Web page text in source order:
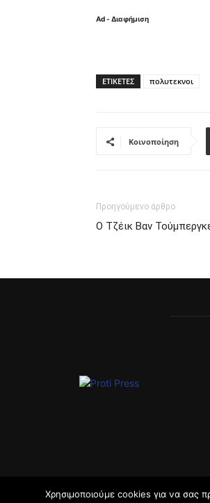
Ad - Διαφήμιση
ΕΤΙΚΈΤΕΣ πολυτεκνοι
Κοινοποίηση
Προηγούμενο άρθρο
Ο Τζέικ Βαν
Χρησιμοποιούμε cookies για να σας